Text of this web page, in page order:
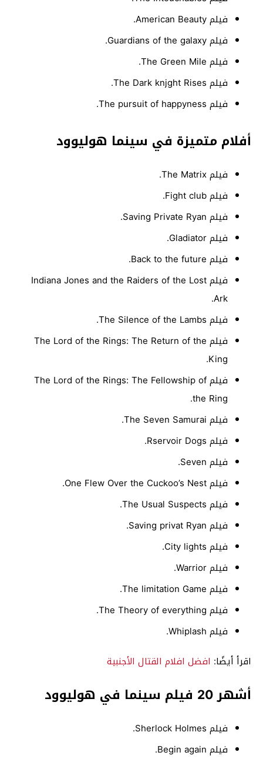
فيلم American Beauty.
فيلم Guardians of the galaxy.
فيلم The Green Mile.
فيلم The Dark knjght Rises.
فيلم The pursuit of happyness.
أفلام متميزة في سينما هوليوود
فيلم The Matrix.
فيلم Fight club.
فيلم Saving Private Ryan.
فيلم Gladiator.
فيلم Back to the future.
فيلم Indiana Jones and the Raiders of the Lost
Ark.
فيلم The Silence of the Lambs.
فيلم The Lord of the Rings: The Return of the
King.
فيلم The Lord of the Rings: The Fellowship of
the Ring.
فيلم The Seven Samurai.
فيلم Rservoir Dogs.
فيلم Seven.
فيلم One Flew Over the Cuckoo’s Nest.
فيلم The Usual Suspects.
فيلم Saving privat Ryan.
فيلم City lights.
فيلم Warrior.
فيلم The limitation Game.
فيلم The Theory of everything.
فيلم Whiplash.
اقرأ أيضًا: افضل افلام القتال الأجنبية
أشهر 20 فيلم سينما في هوليوود
فيلم Sherlock Holmes.
فيلم Begin again.